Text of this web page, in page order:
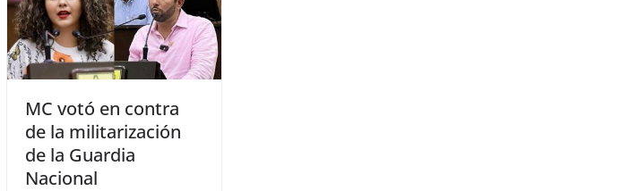
MC votó en contra
de la militarización
de la Guardia
Nacional